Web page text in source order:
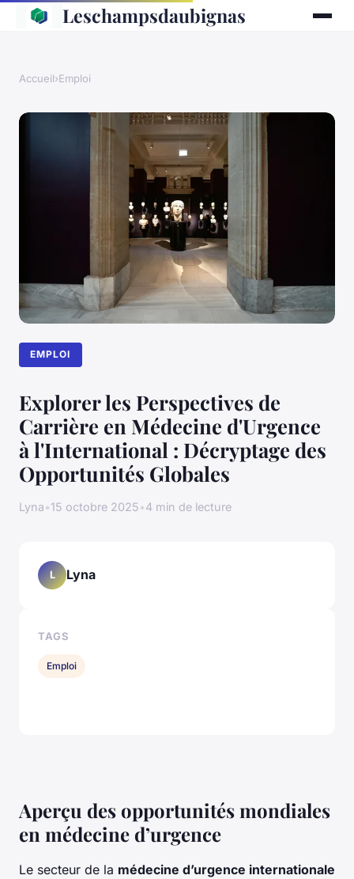
Leschampsdaubignas
Accueil›Emploi
EMPLOI
Explorer les Perspectives de
Carrière en Médecine d'Urgence
à l'International : Décryptage des
Opportunités Globales
Lyna•15 octobre 2025•4 min de lecture
Aperçu des opportunités mondiales
en médecine d’urgence
Le secteur de la médecine d’urgence internationale
L Lyna
TAGS
Emploi